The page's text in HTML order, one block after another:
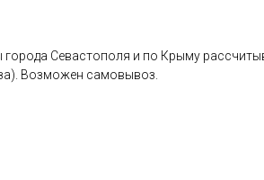
Севастополя и по Крыму
Возможен самовывоз.